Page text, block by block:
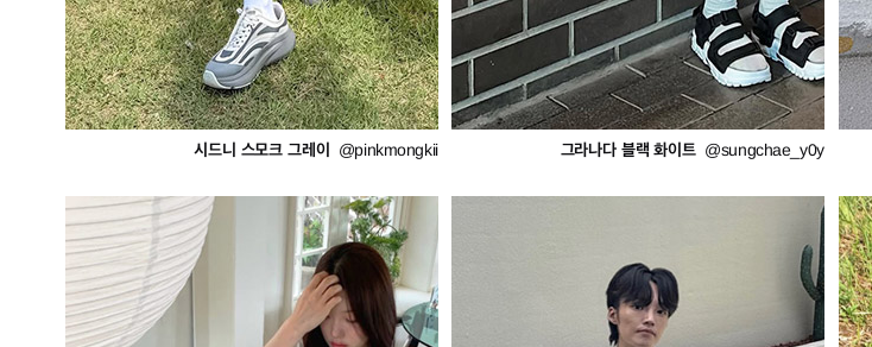
시드니 스모크 그레이 @pinkmongkii 그라나다 블랙 화이트 @sungchae_y0y